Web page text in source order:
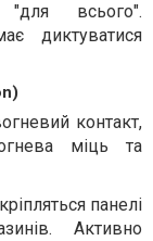
всього".
диктуватися
контакт,
міць та
панелі
Активно